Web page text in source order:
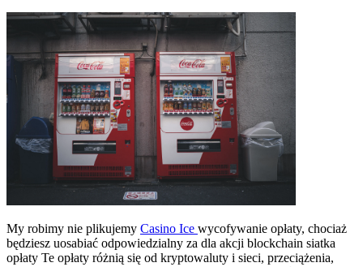
My robimy nie plikujemy Casino Ice wycofywanie opłaty, chociaż
będziesz uosabiać odpowiedzialny za dla akcji blockchain siatka
opłaty Te opłaty różnią się od kryptowaluty i sieci, przeciążenia,